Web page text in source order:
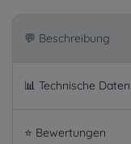
💬 Beschreibung
📊 Technische Daten
⭐ Bewertungen